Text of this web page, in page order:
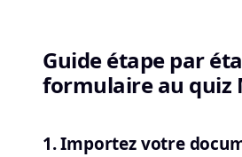
Guide étape par
formulaire au quiz
1. Importez votre